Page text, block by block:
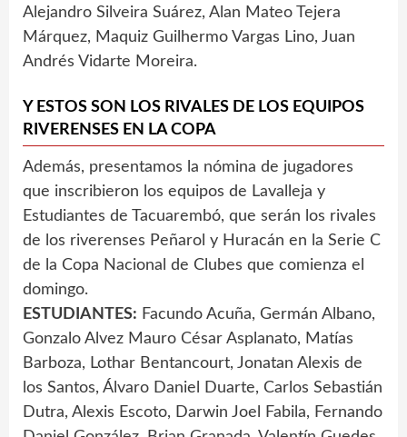
Alejandro Silveira Suárez, Alan Mateo Tejera
Márquez, Maquiz Guilhermo Vargas Lino, Juan
Andrés Vidarte Moreira.
Y ESTOS SON LOS RIVALES DE LOS EQUIPOS
RIVERENSES EN LA COPA
Además, presentamos la nómina de jugadores
que inscribieron los equipos de Lavalleja y
Estudiantes de Tacuarembó, que serán los rivales
de los riverenses Peñarol y Huracán en la Serie C
de la Copa Nacional de Clubes que comienza el
domingo.
ESTUDIANTES: Facundo Acuña, Germán Albano,
Gonzalo Alvez Mauro César Asplanato, Matías
Barboza, Lothar Bentancourt, Jonatan Alexis de
los Santos, Álvaro Daniel Duarte, Carlos Sebastián
Dutra, Alexis Escoto, Darwin Joel Fabila, Fernando